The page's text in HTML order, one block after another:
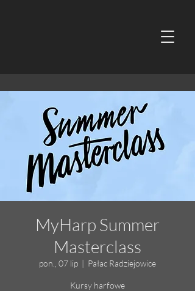
MyHarp Summer
Masterclass
pon., 07 lip
  |
Pałac Radziejowice
Kursy harfowe